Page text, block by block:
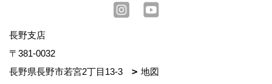
長野支店
〒381-0032
長野県長野市若宮2丁目13-3
地図